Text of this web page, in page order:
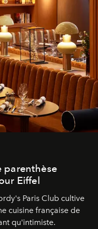
parenthèse
Eiffel
Paris Club cultive
cuisine française de
qu'intimiste.